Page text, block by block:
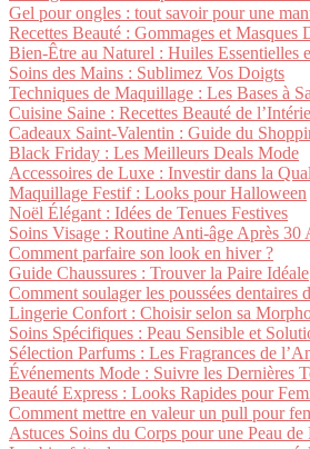
Gel pour ongles : tout savoir pour une
Recettes Beauté : Gommages et Masques
Bien-Être au Naturel : Huiles Essentielles
Soins des Mains : Sublimez Vos Doigts
Techniques de Maquillage : Les Bases à
Cuisine Saine : Recettes Beauté de
Cadeaux Saint-Valentin : Guide du
Black Friday : Les Meilleurs Deals Mode
Accessoires de Luxe : Investir dans la
Maquillage Festif : Looks pour Halloween
Noël Élégant : Idées de Tenues Festives
Soins Visage : Routine Anti-âge Après 30
Comment parfaire son look en hiver ?
Guide Chaussures : Trouver la Paire Idéale
Comment soulager les poussées dentaires
Lingerie Confort : Choisir selon sa
Soins Spécifiques : Peau Sensible et
Sélection Parfums : Les Fragrances de
Événements Mode : Suivre les Dernières
Beauté Express : Looks Rapides pour
Comment mettre en valeur un pull pour
Astuces Soins du Corps pour une Peau de